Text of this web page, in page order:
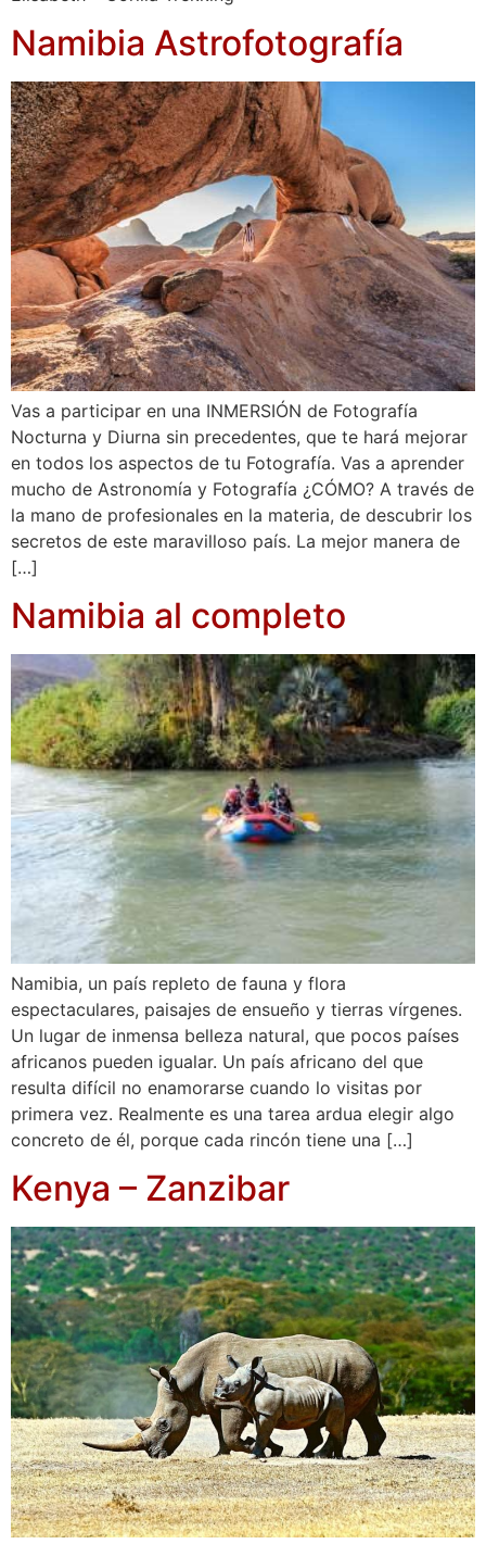
Namibia Astrofotografía
Vas a participar en una INMERSIÓN de Fotografía
Nocturna y Diurna sin precedentes, que te hará mejorar
en todos los aspectos de tu Fotografía. Vas a aprender
mucho de Astronomía y Fotografía ¿CÓMO? A través de
la mano de profesionales en la materia, de descubrir los
secretos de este maravilloso país. La mejor manera de
[…]
Namibia al completo
Namibia, un país repleto de fauna y flora
espectaculares, paisajes de ensueño y tierras vírgenes.
Un lugar de inmensa belleza natural, que pocos países
africanos pueden igualar. Un país africano del que
resulta difícil no enamorarse cuando lo visitas por
primera vez. Realmente es una tarea ardua elegir algo
concreto de él, porque cada rincón tiene una […]
Kenya – Zanzibar